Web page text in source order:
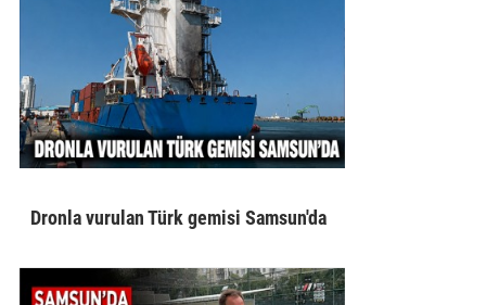
Dronla vurulan Türk gemisi Samsun'da